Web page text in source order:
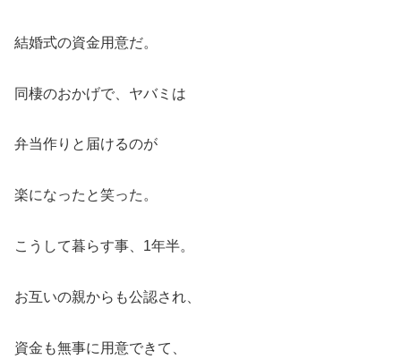
結婚式の資金用意だ。
同棲のおかげで、ヤバミは
弁当作りと届けるのが
楽になったと笑った。
こうして暮らす事、1年半。
お互いの親からも公認され、
資金も無事に用意できて、